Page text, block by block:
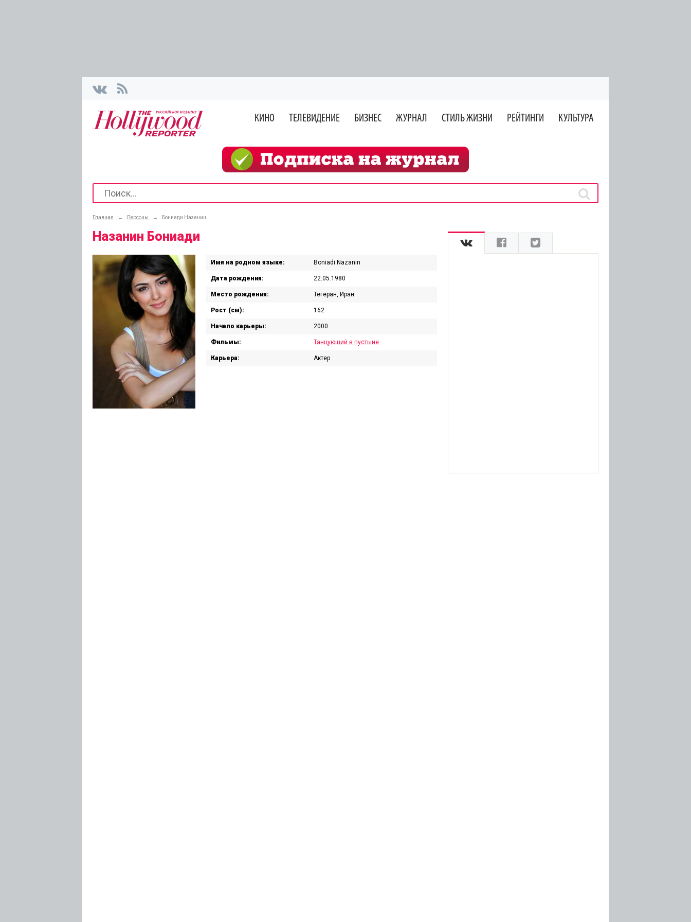
КИНО ТЕЛЕВИДЕНИЕ БИЗНЕС ЖУРНАЛ СТИЛЬ ЖИЗНИ РЕЙТИНГИ КУЛЬТУРА
Главная → Персоны → Бониади Назанин
Назанин Бониади
Имя на родном языке: Boniadi Nazanin
Дата рождения: 22.05.1980
Место рождения: Тегеран, Иран
Рост (см): 162
Начало карьеры: 2000
Фильмы: Танцующий в пустыне
Карьера: Актер